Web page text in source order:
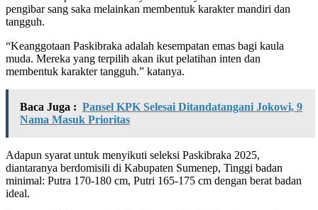
pengibar sang saka melainkan membentuk karakter mandiri dan
tangguh.
“Keanggotaan Paskibraka adalah kesempatan emas bagi kaula
muda. Mereka yang terpilih akan ikut pelatihan inten dan
membentuk karakter tangguh.” katanya.
Baca Juga : Pansel KPK Selesai Ditandatangani Jokowi, 9
Nama Masuk Prioritas
Adapun syarat untuk menyikuti seleksi Paskibraka 2025,
diantaranya berdomisili di Kabupaten Sumenep, Tinggi badan
minimal: Putra 170-180 cm, Putri 165-175 cm dengan berat badan
ideal.